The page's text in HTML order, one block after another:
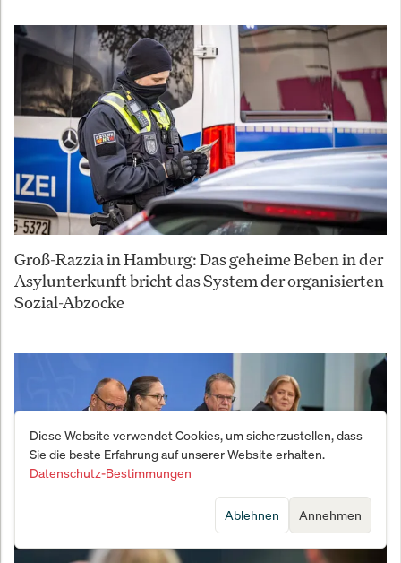
Groß-Razzia in Hamburg: Das geheime Beben in der
Asylunterkunft bricht das System der organisierten
Sozial-Abzocke
Diese Website verwendet Cookies, um sicherzustellen, dass
Sie die beste Erfahrung auf unserer Website erhalten.
Datenschutz-Bestimmungen
Annehmen
Ablehnen